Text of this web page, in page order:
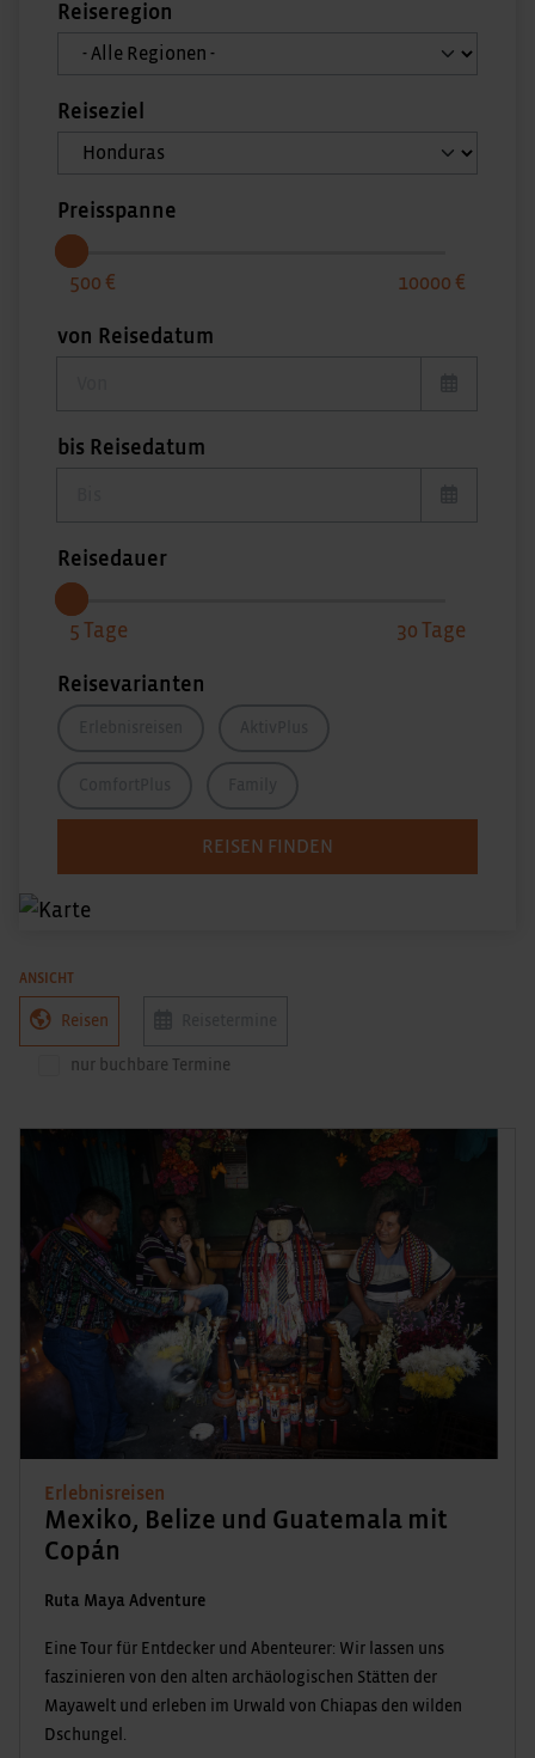
Reiseregion
Reiseziel
Preisspanne
500 10000
von Reisedatum
bis Reisedatum
Reisedauer
5 30
Reisevarianten
REISEN FINDEN
ANSICHT
Reisen
nur buchbare Termine
Erlebnisreisen
Mexiko, Belize und Guatemala mit
Copán
Ruta Maya Adventure
Eine Tour für Entdecker und Abenteurer: Wir lassen uns
faszinieren von den alten archäologischen Stätten der
Mayawelt und erleben im Urwald von Chiapas den wilden
Dschungel.